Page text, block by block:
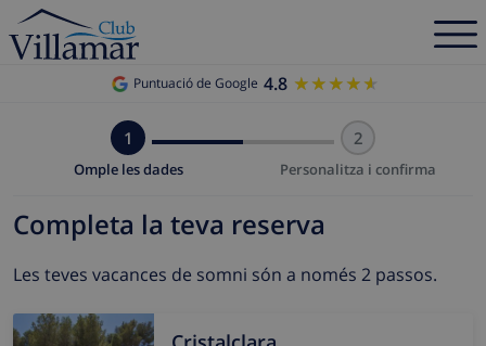
Puntuació de Google 4.8 ★★★★★
★★★★★
1
Omple les dades
2
Personalitza i confirma
Completa la teva reserva
Les teves vacances de somni són a només 2 passos.